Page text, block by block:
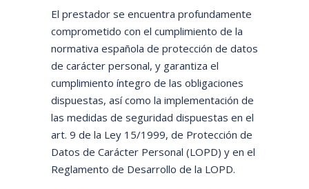
El prestador se encuentra profundamente
comprometido con el cumplimiento de la
normativa española de protección de datos
de carácter personal, y garantiza el
cumplimiento íntegro de las obligaciones
dispuestas, así como la implementación de
las medidas de seguridad dispuestas en el
art. 9 de la Ley 15/1999, de Protección de
Datos de Carácter Personal (LOPD) y en el
Reglamento de Desarrollo de la LOPD.